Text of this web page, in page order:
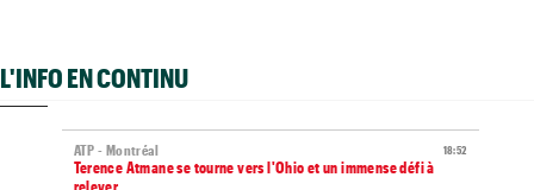
L'INFO EN CONTINU
18:52
ATP - Montréal
Terence Atmane se tourne vers l'Ohio et un immense défi à
relever